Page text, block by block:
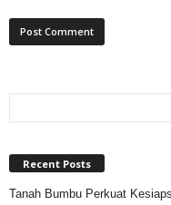
Recent Posts
Tanah Bumbu Perkuat